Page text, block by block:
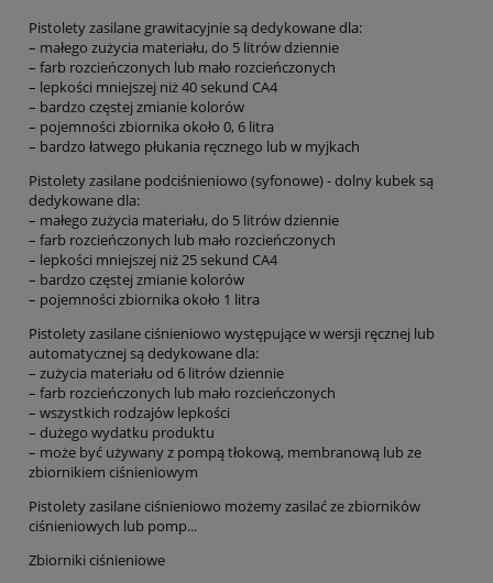
Pistolety zasilane grawitacyjnie są dedykowane dla:
– małego zużycia materiału, do 5 litrów dziennie
– farb rozcieńczonych lub mało rozcieńczonych
– lepkości mniejszej niż 40 sekund CA4
– bardzo częstej zmianie kolorów
– pojemności zbiornika około 0, 6 litra
– bardzo łatwego płukania ręcznego lub w myjkach
Pistolety zasilane podciśnieniowo (syfonowe) - dolny kubek są
dedykowane dla:
– małego zużycia materiału, do 5 litrów dziennie
– farb rozcieńczonych lub mało rozcieńczonych
– lepkości mniejszej niż 25 sekund CA4
– bardzo częstej zmianie kolorów
– pojemności zbiornika około 1 litra
Pistolety zasilane ciśnieniowo występujące w wersji ręcznej lub
automatycznej są dedykowane dla:
– zużycia materiału od 6 litrów dziennie
– farb rozcieńczonych lub mało rozcieńczonych
– wszystkich rodzajów lepkości
– dużego wydatku produktu
– może być używany z pompą tłokową, membranową lub ze
zbiornikiem ciśnieniowym
Pistolety zasilane ciśnieniowo możemy zasilać ze zbiorników
ciśnieniowych lub pomp...
Zbiorniki ciśnieniowe